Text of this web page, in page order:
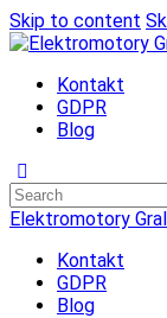
Skip to content
Kontakt
GDPR
Blog
Elektromotory Gral
Kontakt
GDPR
Blog